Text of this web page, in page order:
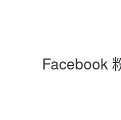
Facebook